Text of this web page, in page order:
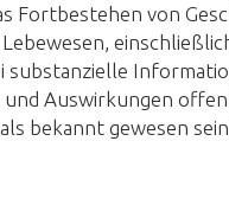
Fortbestehen von
substanzielle
Auswirkungen
bekannt gewesen